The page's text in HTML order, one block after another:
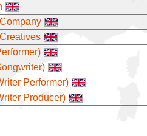
Performer)
Producer)